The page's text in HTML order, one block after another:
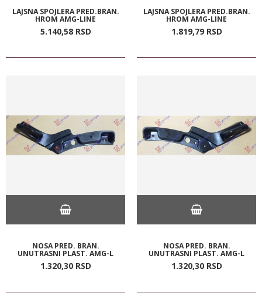
LAJSNA SPOJLERA PRED.BRAN.
HROM AMG-LINE
5.140,58 RSD
LAJSNA SPOJLERA PRED.BRAN.
HROM AMG-LINE
1.819,79 RSD
NOSA PRED. BRAN.
UNUTRASNI PLAST. AMG-L
1.320,30 RSD
NOSA PRED. BRAN.
UNUTRASNI PLAST. AMG-L
1.320,30 RSD